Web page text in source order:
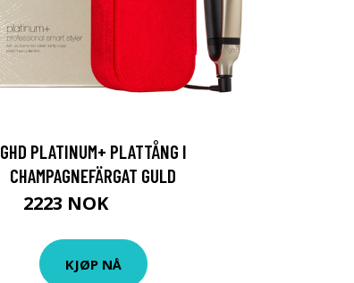
GHD PLATINUM+ PLATTÅNG I
CHAMPAGNEFÄRGAT GULD
2223 NOK
KJØP NÅ